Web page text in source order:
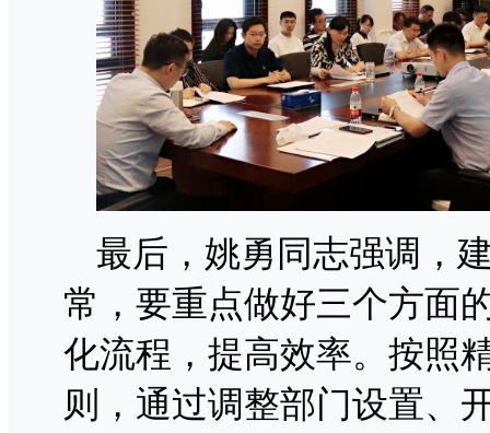
最后，姚勇同志强调，
常，要重点做好三个方面
化流程，提高效率。按照
则，通过调整部门设置、